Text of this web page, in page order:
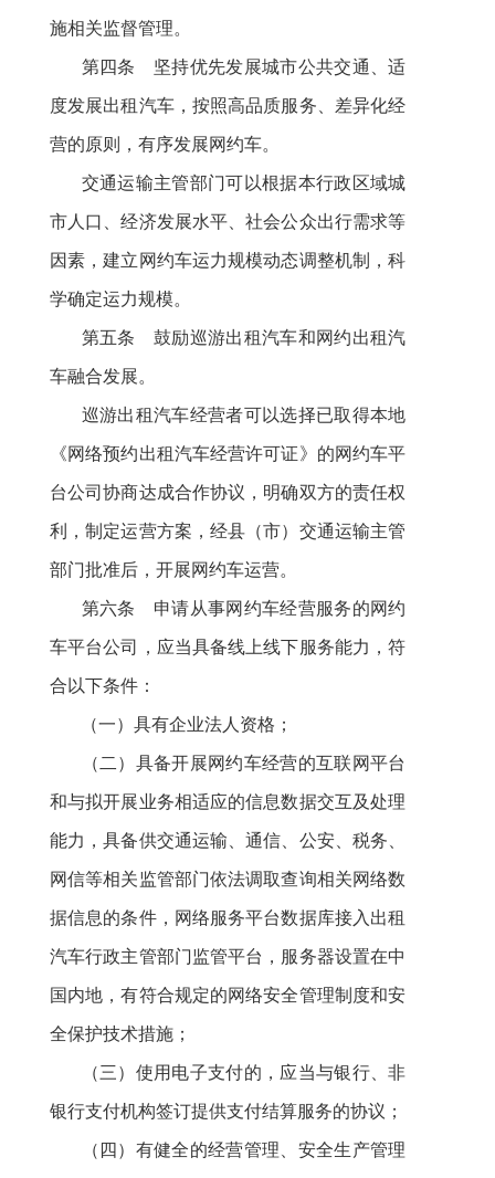
施相关监督管理。
第四条 坚持优先发展城市公共交通、适
度发展出租汽车，按照高品质服务、差异化经
营的原则，有序发展网约车。
交通运输主管部门可以根据本行政区域城
市人口、经济发展水平、社会公众出行需求等
因素，建立网约车运力规模动态调整机制，科
学确定运力规模。
第五条 鼓励巡游出租汽车和网约出租汽
车融合发展。
巡游出租汽车经营者可以选择已取得本地
《网络预约出租汽车经营许可证》的网约车平
台公司协商达成合作协议，明确双方的责任权
利，制定运营方案，经县（市）交通运输主管
部门批准后，开展网约车运营。
第六条 申请从事网约车经营服务的网约
车平台公司 ，应当具备线上线下服务能力，符
合以下条件：
（一）具有企业法人资格；
（二）具备开展网约车经营的互联网平台
和与拟开展业务相适应的信息数据交互及处理
能力，具备供交通运输、通信、公安、税务、
网信等相关监管部门依法调取查询相关网络数
据信息的条件，网络服务平台数据库接入出租
汽车行政主管部门监管平台，服务器设置在中
国内地，有符合规定的网络安全管理制度和安
全保护技术措施；
（三）使用电子支付的，应当与银行、非
银行支付机构签订提供支付结算服务的协议；
（四）有健全的经营管理、安全生产管理